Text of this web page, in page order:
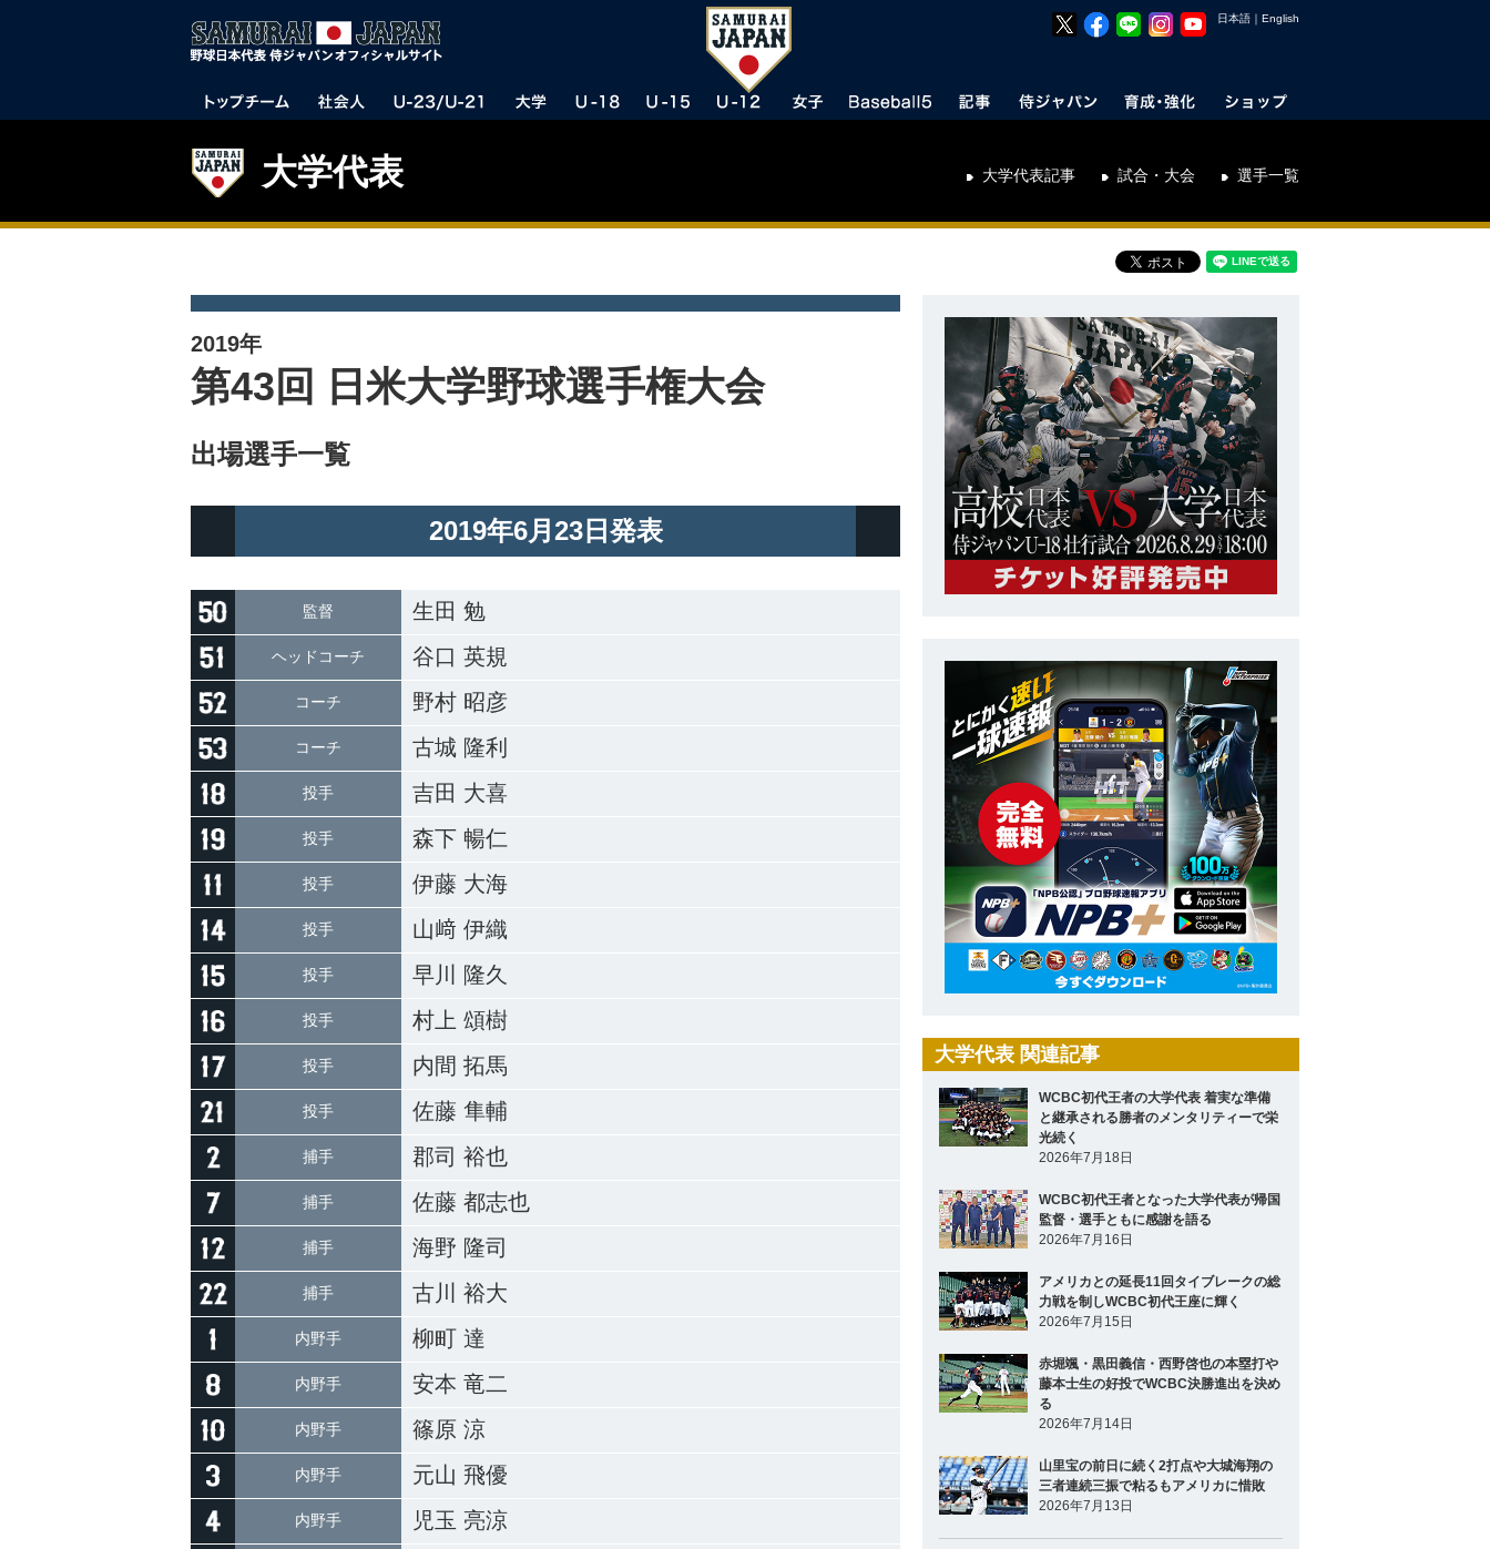
日本語 ｜ English
大学代表 大学代表記事 試合・大会 選手一覧
2019年
第43回 日米大学野球選手権大会
出場選手一覧
2019年6月23日発表
監督 生田 勉
ヘッドコーチ 谷口 英規
コーチ 野村 昭彦
コーチ 古城 隆利
投手 吉田 大喜
投手 森下 暢仁
投手 伊藤 大海
投手 山﨑 伊織
投手 早川 隆久
投手 村上 頌樹
投手 内間 拓馬
投手 佐藤 隼輔
捕手 郡司 裕也
捕手 佐藤 都志也
捕手 海野 隆司
捕手 古川 裕大
内野手 柳町 達
内野手 安本 竜二
内野手 篠原 涼
内野手 元山 飛優
内野手 児玉 亮涼
大学代表 関連記事
WCBC初代王者の大学代表 着実な準備
と継承される勝者のメンタリティーで栄
光続く
2026年7月18日
WCBC初代王者となった大学代表が帰国
監督・選手ともに感謝を語る
2026年7月16日
アメリカとの延長11回タイブレークの総
力戦を制しWCBC初代王座に輝く
2026年7月15日
赤堀颯・黒田義信・西野啓也の本塁打や
藤本士生の好投でWCBC決勝進出を決め
る
2026年7月14日
山里宝の前日に続く2打点や大城海翔の
三者連続三振で粘るもアメリカに惜敗
2026年7月13日